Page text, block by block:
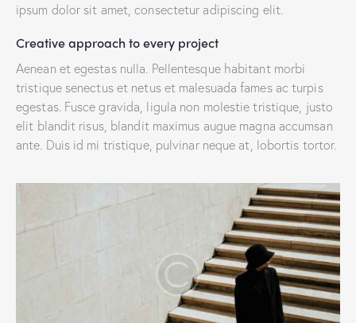
ipsum dolor sit amet, consectetur adipiscing elit.
Creative approach to every project
Aenean et egestas nulla. Pellentesque habitant morbi
tristique senectus et netus et malesuada fames ac turpis
egestas. Fusce gravida, ligula non molestie tristique, justo
elit blandit risus, blandit maximus augue magna accumsan
ante. Duis id mi tristique, pulvinar neque at, lobortis tortor.